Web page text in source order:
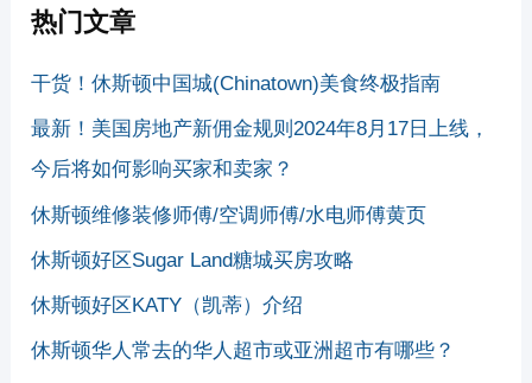
热门文章
干货！休斯顿中国城(Chinatown)美食终极指南
最新！美国房地产新佣金规则2024年8月17日上线，
今后将如何影响买家和卖家？
休斯顿维修装修师傅/空调师傅/水电师傅黄页
休斯顿好区Sugar Land糖城买房攻略
休斯顿好区KATY（凯蒂）介绍
休斯顿华人常去的华人超市或亚洲超市有哪些？